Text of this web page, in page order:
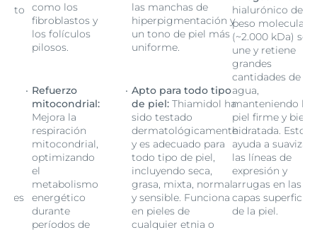
alto
como los
fibroblastos y
los folículos
pilosos.
Refuerzo
mitocondrial:
Mejora la
respiración
mitocondrial,
optimizando
el
metabolismo
energético
durante
períodos de
las manchas de
hiperpigmentación y
un tono de piel más
uniforme.
Apto para todo tipo
de piel: Thiamidol ha
sido testado
dermatológicamente
y es adecuado para
todo tipo de piel,
incluyendo seca,
grasa, mixta, normal
y sensible. Funciona
en pieles de
cualquier etnia o
hialurónico de
peso molecular
(~2.000 kDa) se
une y retiene
grandes
cantidades de
agua,
manteniendo la
piel firme y bien
hidratada. Esto
ayuda a suavizar
las líneas de
expresión y
arrugas en las
capas
de la piel.